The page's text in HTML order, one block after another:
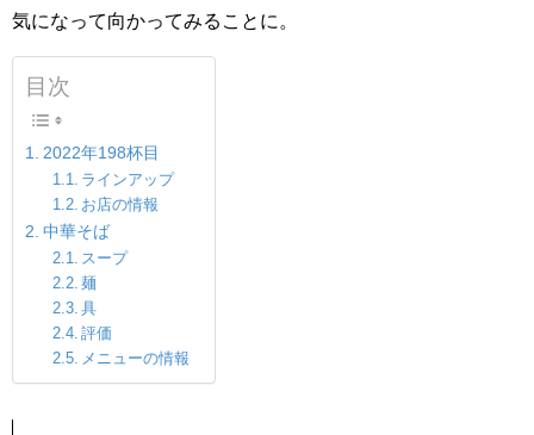
気になって向かってみることに。
目次
2022年198杯目
ラインアップ
お店の情報
中華そば
スープ
麺
具
評価
メニューの情報